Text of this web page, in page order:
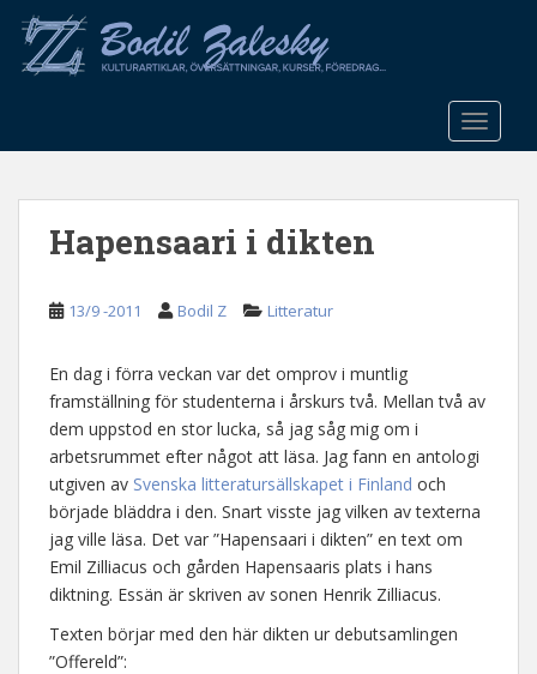
o
Hapensaari i dikten
13/9 -2011 Bodil Z Litteratur
En dag i förra veckan var det omprov i muntlig
framställning för studenterna i årskurs två. Mellan två av
dem uppstod en stor lucka, så jag såg mig om i
arbetsrummet efter något att läsa. Jag fann en antologi
utgiven av Svenska litteratursällskapet i Finland och
började bläddra i den. Snart visste jag vilken av texterna
jag ville läsa. Det var ”Hapensaari i dikten” en text om
Emil Zilliacus och gården Hapensaaris plats i hans
diktning. Essän är skriven av sonen Henrik Zilliacus.
Texten börjar med den här dikten ur debutsamlingen
”Offereld”: